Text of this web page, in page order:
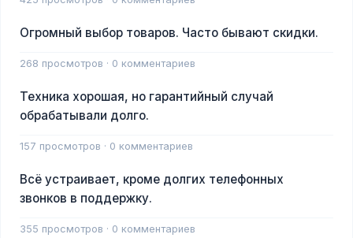
Огромный выбор товаров. Часто бывают скидки.
268 просмотров · 0 комментариев
Техника хорошая, но гарантийный случай
обрабатывали долго.
157 просмотров · 0 комментариев
Всё устраивает, кроме долгих телефонных
звонков в поддержку.
355 просмотров · 0 комментариев